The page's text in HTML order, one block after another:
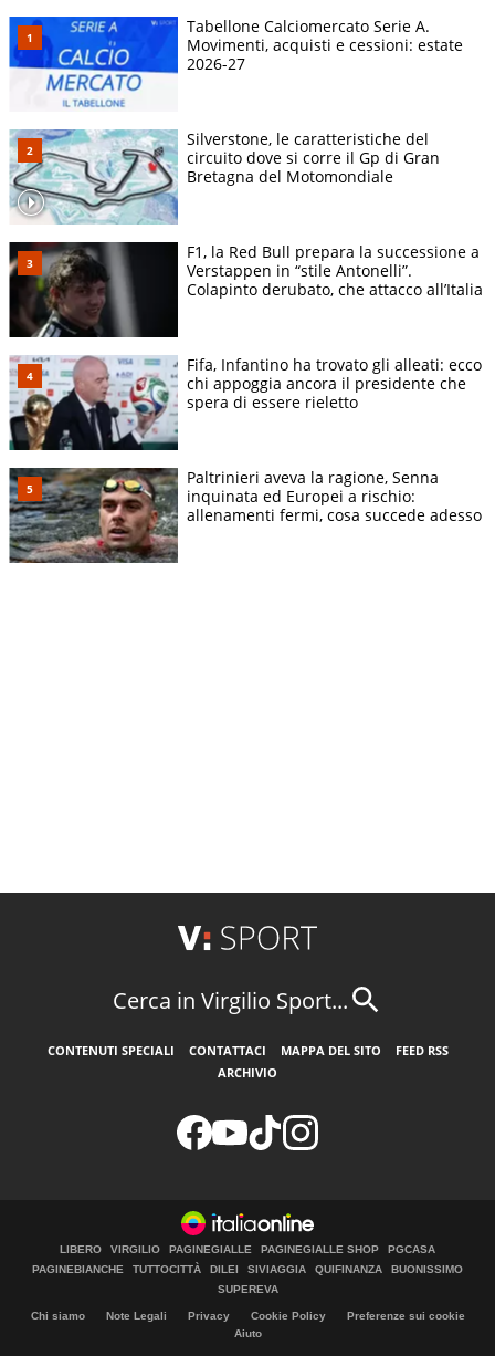
Tabellone Calciomercato Serie A.
Movimenti, acquisti e cessioni: estate
2026-27
Silverstone, le caratteristiche del
circuito dove si corre il Gp di Gran
Bretagna del Motomondiale
F1, la Red Bull prepara la successione a
Verstappen in “stile Antonelli”.
Colapinto derubato, che attacco all’Italia
Fifa, Infantino ha trovato gli alleati: ecco
chi appoggia ancora il presidente che
spera di essere rieletto
Paltrinieri aveva la ragione, Senna
inquinata ed Europei a rischio:
allenamenti fermi, cosa succede adesso
Cerca in Virgilio Sport...
CONTENUTI SPECIALI CONTATTACI MAPPA DEL SITO
FEED RSS
ARCHIVIO
LIBERO VIRGILIO PAGINEGIALLE PAGINEGIALLE SHOP
PGCASA
PAGINEBIANCHE
TUTTOCITTÀ DILEI SIVIAGGIA QUIFINANZA
BUONISSIMO
SUPEREVA
Chi siamo Note Legali Privacy Cookie Policy
Preferenze sui cookie
Aiuto